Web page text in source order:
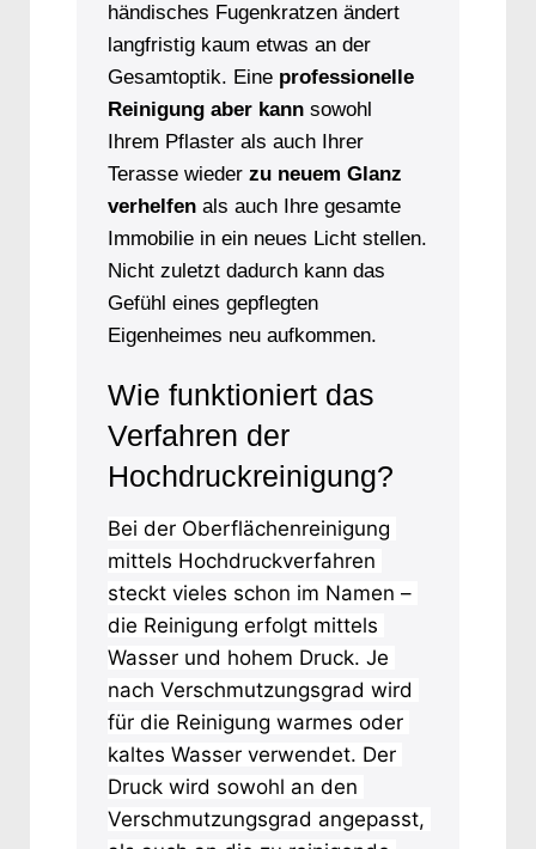
händisches Fugenkratzen ändert
langfristig kaum etwas an der
Gesamtoptik. Eine professionelle
Reinigung aber kannsowohl
Ihrem Pflaster als auch Ihrer
Terasse wieder zu neuem Glanz
verhelfenals auch Ihre gesamte
Immobilie in ein neues Licht stellen.
Nicht zuletzt dadurch kann das
Gefühl eines gepflegten
Eigenheimes neu aufkommen.
Wie funktioniert das
Verfahren der
Hochdruckreinigung?
Bei der Oberflächenreinigung
mittels Hochdruckverfahren
steckt vieles schon im Namen –
die Reinigung erfolgt mittels
Wasser und hohem Druck. Je
nach Verschmutzungsgrad wird
für die Reinigung warmes oder
kaltes Wasser verwendet. Der
Druck wird sowohl an den
Verschmutzungsgrad angepasst,